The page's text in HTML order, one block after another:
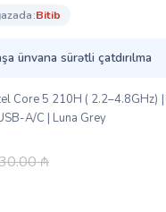
bi̇ti̇b
ünvana sürətli çatdırılma
Core 5 210H (
A/C | Luna Grey
₼